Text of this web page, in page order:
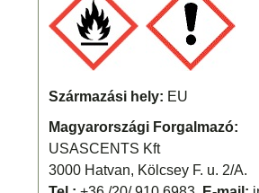
Származási hely: EU
Magyarországi Forgalmazó:
USASCENTS Kft
3000 Hatvan, Kölcsey F. u. 2/A.